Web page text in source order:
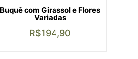
Buquê com Girassol e Flores
Variadas
R$194,90